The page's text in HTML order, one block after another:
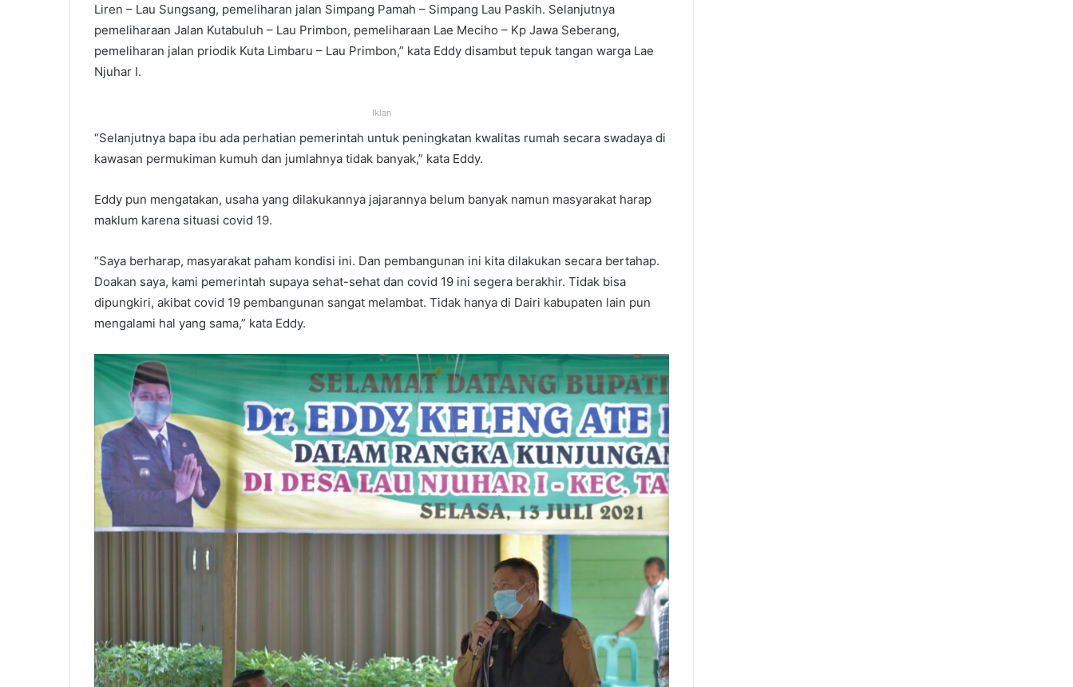
Liren – Lau Sungsang, pemeliharan jalan Simpang Pamah – Simpang Lau Paskih. Selanjutnya
pemeliharaan Jalan Kutabuluh – Lau Primbon, pemeliharaan Lae Meciho – Kp Jawa Seberang,
pemeliharan jalan priodik Kuta Limbaru – Lau Primbon,” kata Eddy disambut tepuk tangan warga Lae
Njuhar I.
Iklan
“Selanjutnya bapa ibu ada perhatian pemerintah untuk peningkatan kwalitas rumah secara swadaya di
kawasan permukiman kumuh dan jumlahnya tidak banyak,” kata Eddy.
Eddy pun mengatakan, usaha yang dilakukannya jajarannya belum banyak namun masyarakat harap
maklum karena situasi covid 19.
“Saya berharap, masyarakat paham kondisi ini. Dan pembangunan ini kita dilakukan secara bertahap.
Doakan saya, kami pemerintah supaya sehat-sehat dan covid 19 ini segera berakhir. Tidak bisa
dipungkiri, akibat covid 19 pembangunan sangat melambat. Tidak hanya di Dairi kabupaten lain pun
mengalami hal yang sama,” kata Eddy.